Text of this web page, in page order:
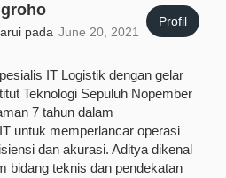
pada June 20, 2021
Profil
IT Logistik dengan gelar
Teknologi Sepuluh Nopember
7 tahun dalam
untuk memperlancar operasi
dan akurasi. Aditya dikenal
bidang teknis dan pendekatan